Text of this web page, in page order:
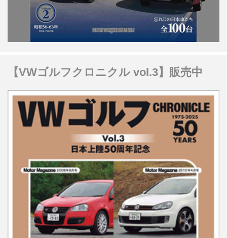
【VWゴルフクロニクル vol.3】販売中